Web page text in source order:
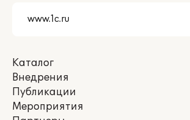
Каталог
Внедрения
Публикации
Мероприятия